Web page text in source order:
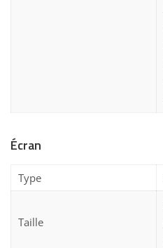
Écran
Type
Taille